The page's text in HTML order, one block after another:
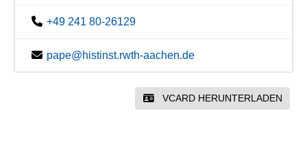
+49 241 80-26129
pape@histinst.rwth-aachen.de
VCARD HERUNTERLADEN